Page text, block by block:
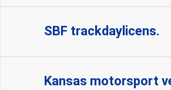
SBF trackdaylicens.
Kansas motorsport